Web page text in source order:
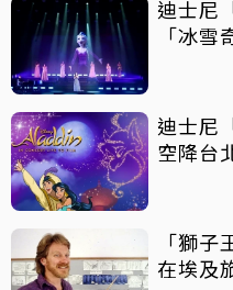
迪士尼
「冰
迪士尼
空降台
「獅
在埃及